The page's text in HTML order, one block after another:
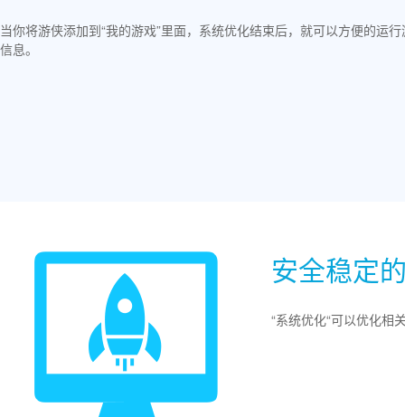
当你将游侠添加到“我的游戏”里面，系统优化结束后，就可以方便的运
信息。
安全稳定
“系统优化“可以优化相